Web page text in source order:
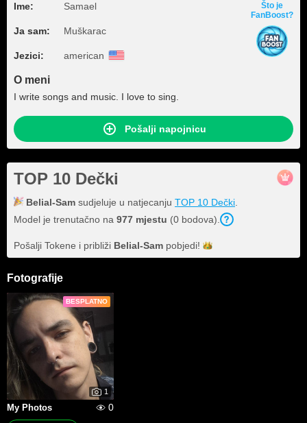
Ime: Samael
Ja sam: Muškarac
Jezici: american
Što je
FanBoost?
O meni
I write songs and music. I love to sing.
Pošalji napojnicu
TOP 10 Dečki
Belial-Sam sudjeluje u natjecanju TOP 10 Dečki
Model je trenutačno na 977 mjestu (0 bodova).
Pošalji Tokene i približi Belial-Sam pobjedi!
Fotografije
BESPLATNO
1
My Photos
0